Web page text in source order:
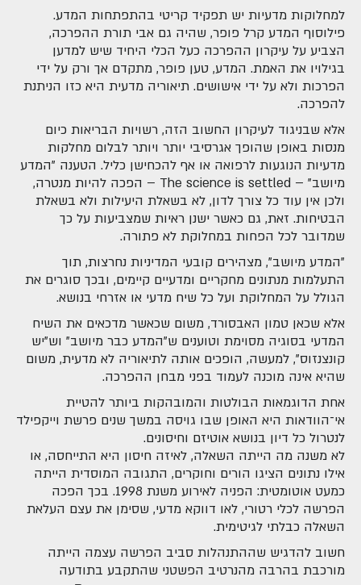
למחלוקות מדעיות יש תפקיד קריטי בהתפתחות המדע.
פילוסוף המדע קרל פופר, שהיה גם אבי תורת ההפרכה,
הצביע על עיקרון ההפרכה כעל הכלי היחיד שיש למדען
בגילויו את האמת. המדע, טען פופר, מתקדם אך ורק על ידי
הפרכות ולא על ידי אישושים. תיאוריה מדעית היא כזו הניתנת
להפרכה.
אלא שבניגוד לעיקרון החשוב הזה, רשויות הבריאות כיום
מנסות באופן שהופך אגרסיבי יותר ויותר לבלום מחלקות
מדעיות הנוגעות לרפואה או אף להכחישן כליל. הטענה "המדע
מיושב" – The science is settled – הפכה להיות מנטרה,
ולכן אין עוד כל צורך לדון, לא בשאלת היעילות ולא בשאלת
הבטיחות. זאת, גם כאשר ישנן ראיות שמצביעות על כך
שמדובר לכל הפחות במחלוקת לא פתורה.
"המדע מיושב", מצהירים קובעי המדיניות נחרצות, תוך
התעלמות מנתונים מחקריים ומדעיים קיימים, ובכך סוגרים את
הגולל על המחלוקת ועל כל שיח מדעי או אזרחי בנושא.
אלא שכאן טמון האבסורד, משום שכאשר מדכאים את השיח
המדעי בסוגיה מסוימת וטוענים ש"המדע כבר מיושב" וש"יש
קונצנזוס", למעשה, הופכים אותה לתיאוריה לא מדעית, משום
שהיא אינה מוכנה לעמוד בפני מבחן ההפרכה.
אחת הדוגמאות הבולטות והמובהקות ביותר להטיית
אי־הוודאות היא האופן שבו גויסה במשך שנים פרשת וייקפילד
לנטרול כל דיון בנושא אוטיזם וחיסונים.
לא משנה מה הייתה השאלה, לאיזה חיסון היא התייחסה, או
אילו נתונים הציגו הורים וחוקרים, התגובה המוסדית הייתה
כמעט אוטומטית: הפניה לאירוע משנת 1998. בכך הפכה
הפרשה לכלי רטורי, לאו דווקא מדעי, שסימן את עצם העלאת
השאלה כבלתי לגיטימית.
חשוב להדגיש שההתנהלות סביב הפרשה עצמה הייתה
מורכבת בהרבה מהנרטיב הפשטני שהתקבע בתודעה